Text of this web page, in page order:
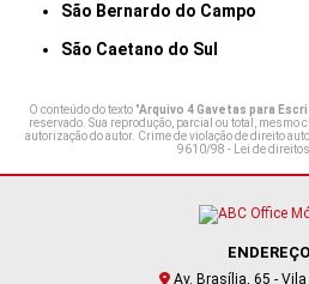
São Bernardo do Campo
São Caetano do Sul
O conteúdo do texto "Arquivo 4 Gavetas para
reservado. Sua reprodução, parcial ou total,
autorização do autor. Crime de violação de direito
9610/98 - Lei de
ENDEREÇO
Av. Brasília, 65 -